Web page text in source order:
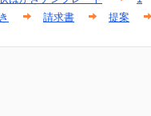
請求書 提案